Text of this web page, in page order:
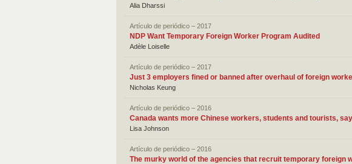
Alia Dharssi
Artículo de periódico – 2017
NDP Want Temporary Foreign Worker Program Audited
Adèle Loiselle
Artículo de periódico – 2017
Just 3 employers fined or banned after overhaul of foreign
Nicholas Keung
Artículo de periódico – 2016
Canada wants more Chinese workers, students and tourists,
Lisa Johnson
Artículo de periódico – 2016
The murky world of the agencies that recruit temporary foreign